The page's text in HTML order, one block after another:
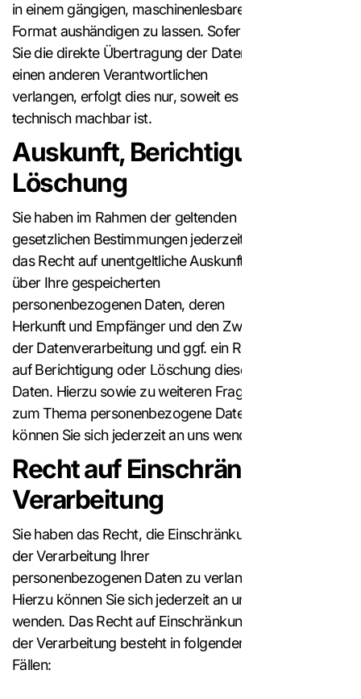
in einem gängigen, maschinenlesbaren
Format aushändigen zu lassen. Sofern
Sie die direkte Übertragung der Daten an
einen anderen Verantwortlichen
verlangen, erfolgt dies nur, soweit es
technisch machbar ist.
Auskunft, Berichtigung und
Löschung
Sie haben im Rahmen der geltenden
gesetzlichen Bestimmungen jederzeit
das Recht auf unentgeltliche Auskunft
über Ihre gespeicherten
personenbezogenen Daten, deren
Herkunft und Empfänger und den Zweck
der Datenverarbeitung und ggf. ein Recht
auf Berichtigung oder Löschung dieser
Daten. Hierzu sowie zu weiteren Fragen
zum Thema personenbezogene Daten
können Sie sich jederzeit an uns wenden.
Recht auf Einschränkung der
Verarbeitung
Sie haben das Recht, die Einschränkung
der Verarbeitung Ihrer
personenbezogenen Daten zu verlangen.
Hierzu können Sie sich jederzeit an uns
wenden. Das Recht auf Einschränkung
der Verarbeitung besteht in folgenden
Fällen: